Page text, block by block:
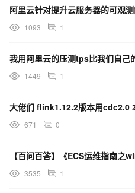
阿里云针对提升云服务器的可观
1093 1
1449 1
671 0
【百问百答】《ECS运维指南之
3535 1